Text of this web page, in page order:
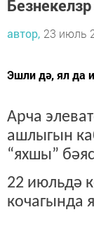
автор, 23 июль
Эшли дә, ял да
Арча
ашлыгын
“яхшы”
22 июльдә
кочагында